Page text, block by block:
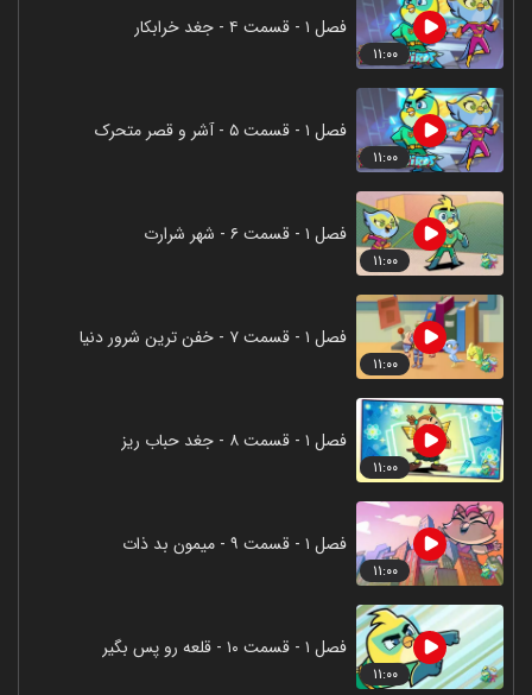
۱۱:۰۰
فصل ۱ - قسمت ۴ - جغد خرابکار
۱۱:۰۰
فصل ۱ - قسمت ۵ - آشر و قصر متحرک
۱۱:۰۰
فصل ۱ - قسمت ۶ - شهر شرارت
۱۱:۰۰
فصل ۱ - قسمت ۷ - خفن ترین شرور دنیا
۱۱:۰۰
فصل ۱ - قسمت ۸ - جغد حباب ریز
۱۱:۰۰
فصل ۱ - قسمت ۹ - میمون بد ذات
۱۱:۰۰
فصل ۱ - قسمت ۱۰ - قلعه رو پس بگیر